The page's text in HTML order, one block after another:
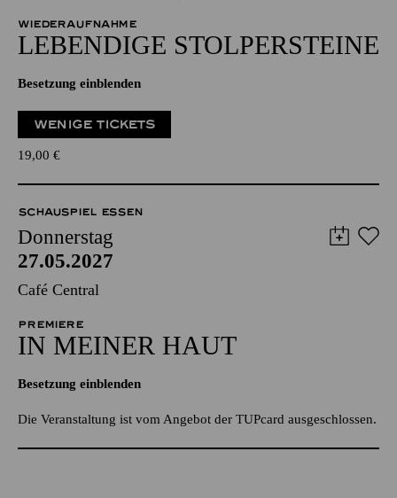
WIEDERAUFNAHME
LEBENDIGE STOLPER­STEINE
Besetzung einblenden
WENIGE TICKETS
19,00 €
SCHAUSPIEL ESSEN
Donnerstag
27.05.2027
Café Central
PREMIERE
IN MEINER HAUT
Besetzung einblenden
Die Veranstaltung ist vom Angebot der TUPcard ausgeschlossen.